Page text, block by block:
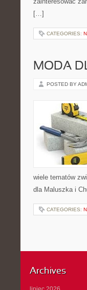
[…]
CATEGORIES:
MODA
POSTED BY
wiele tematów
dla Maluszka i
CATEGORIES:
Archives